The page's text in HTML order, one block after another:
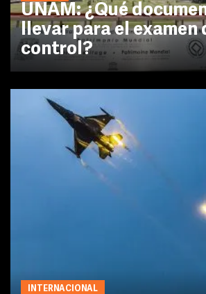
UNAM: ¿Qué
llevar para el examen
control?
INTERNACIONAL